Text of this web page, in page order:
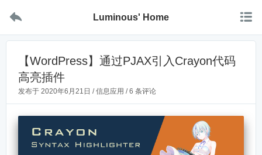
 Luminous' Home 
【WordPress】通过PJAX引入Crayon代码
高亮插件
发布于 2020年6月21日 /信息应用 /6 条评论